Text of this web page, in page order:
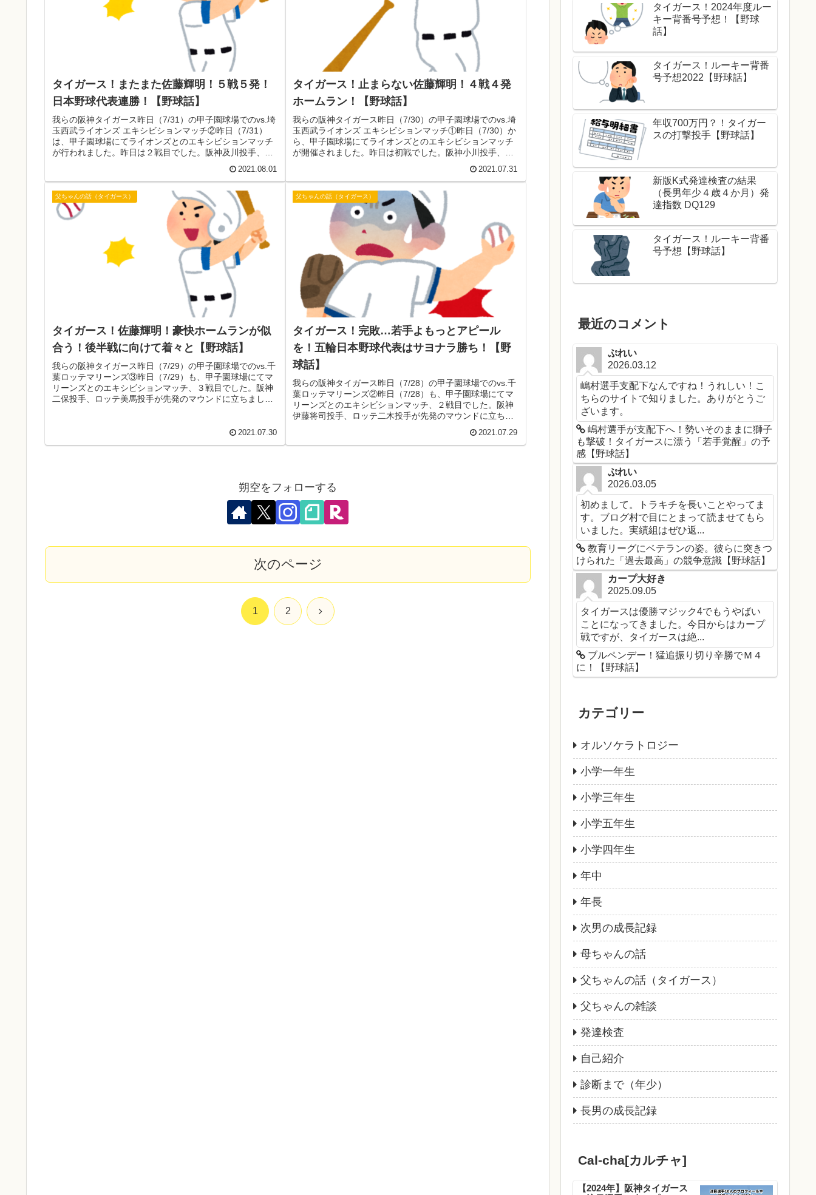
タイガース！またまた佐藤輝明！５戦５発！
日本野球代表連勝！【野球話】
我らの阪神タイガース昨日（7/31）の甲子園球場でのvs.埼
玉西武ライオンズ エキシビションマッチ②昨日（7/31）
は、甲子園球場にてライオンズとのエキシビションマッチ
が行われました。昨日は２戦目でした。阪神及川投手、西
2021.08.01
タイガース！止まらない佐藤輝明！４戦４発
ホームラン！【野球話】
我らの阪神タイガース昨日（7/30）の甲子園球場でのvs.埼
玉西武ライオンズ エキシビションマッチ①昨日（7/30）か
ら、甲子園球場にてライオンズとのエキシビションマッチ
が開催されました。昨日は初戦でした。阪神小川投手、西
2021.07.31
父ちゃんの話（タイガース）
タイガース！佐藤輝明！豪快ホームランが似
合う！後半戦に向けて着々と【野球話】
我らの阪神タイガース昨日（7/29）の甲子園球場でのvs.千
葉ロッテマリーンズ③昨日（7/29）も、甲子園球場にてマ
リーンズとのエキシビションマッチ、３戦目でした。阪神
二保投手、ロッテ美馬投手が先発のマウンドに立ちまし
2021.07.30
父ちゃんの話（タイガース）
タイガース！完敗…若手よもっとアピール
を！五輪日本野球代表はサヨナラ勝ち！【野
球話】
我らの阪神タイガース昨日（7/28）の甲子園球場でのvs.千
葉ロッテマリーンズ②昨日（7/28）も、甲子園球場にてマ
リーンズとのエキシビションマッチ、２戦目でした。阪神
伊藤将司投手、ロッテ二木投手が先発のマウンドに立ちま
2021.07.29
朔空をフォローする
次のページ
1 2 次
タイガース！2024年度ルー
キー背番号予想！【野球
話】
タイガース！ルーキー背番
号予想2022【野球話】
年収700万円？！タイガー
スの打撃投手【野球話】
新版K式発達検査の結果
（長男年少４歳４か月）発
達指数 DQ129
タイガース！ルーキー背番
号予想【野球話】
最近のコメント
ぷれい
2026.03.12
嶋村選手支配下なんですね！うれしい！こ
ちらのサイトで知りました。ありがとうご
ざいます。
嶋村選手が支配下へ！勢いそのままに獅子
も撃破！タイガースに漂う「若手覚醒」の予
感【野球話】
ぷれい
2026.03.05
初めまして。トラキチを長いことやってま
す。ブログ村で目にとまって読ませてもら
いました。実績組はぜひ返...
教育リーグにベテランの姿。彼らに突きつ
けられた「過去最高」の競争意識【野球話】
カープ大好き
2025.09.05
タイガースは優勝マジック4でもうやばい
ことになってきました。今日からはカープ
戦ですが、タイガースは絶...
ブルペンデー！猛追振り切り辛勝でＭ４
に！【野球話】
カテゴリー
オルソケラトロジー
小学一年生
小学三年生
小学五年生
小学四年生
年中
年長
次男の成長記録
母ちゃんの話
父ちゃんの話（タイガース）
父ちゃんの雑談
発達検査
自己紹介
診断まで（年少）
長男の成長記録
Cal-cha[カルチャ]
【2024年】阪神タイガース